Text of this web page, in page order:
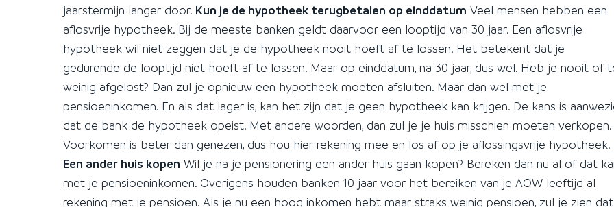
jaarstermijn langer door. Kun je de hypotheek terugbetalen op einddatum Veel mensen hebben een
aflosvrije hypotheek. Bij de meeste banken geldt daarvoor een looptijd van 30 jaar. Een aflosvrije
hypotheek wil niet zeggen dat je de hypotheek nooit hoeft af te lossen. Het betekent dat je
gedurende de looptijd niet hoeft af te lossen. Maar op einddatum, na 30 jaar, dus wel. Heb je nooit of
weinig afgelost? Dan zul je opnieuw een hypotheek moeten afsluiten. Maar dan wel met je
pensioeninkomen. En als dat lager is, kan het zijn dat je geen hypotheek kan krijgen. De kans is
dat de bank de hypotheek opeist. Met andere woorden, dan zul je je huis misschien moeten verkopen.
Voorkomen is beter dan genezen, dus hou hier rekening mee en los af op je aflossingsvrije hypotheek.
Een ander huis kopen Wil je na je pensionering een ander huis gaan kopen? Bereken dan nu al of dat
met je pensioeninkomen. Overigens houden banken 10 jaar voor het bereiken van je AOW leeftijd al
rekening met je pensioen. Als je nu een hoog inkomen hebt maar straks weinig pensioen, zul je zien dat